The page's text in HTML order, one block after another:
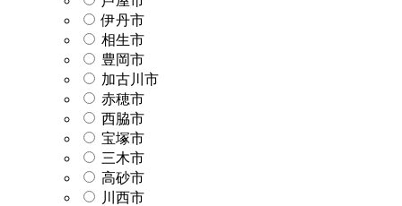
伊丹市
相生市
豊岡市
加古川市
赤穂市
西脇市
宝塚市
三木市
高砂市
川西市